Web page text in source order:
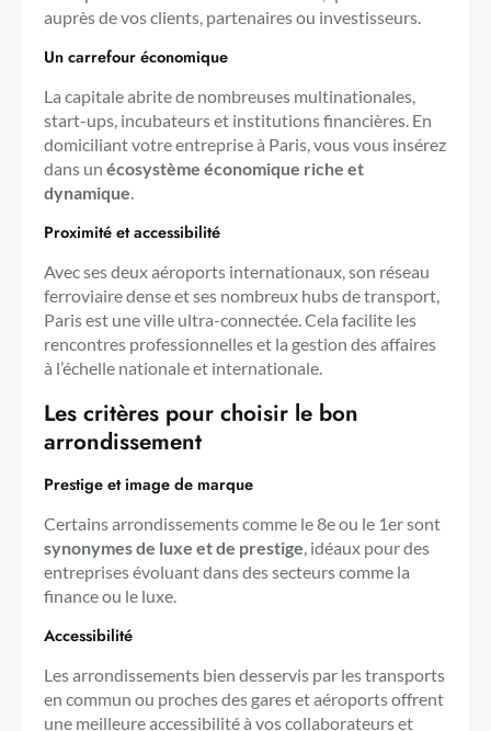
auprès de vos clients, partenaires ou investisseurs.
Un carrefour économique
La capitale abrite de nombreuses multinationales,
start-ups, incubateurs et institutions financières. En
domiciliant votre entreprise à Paris, vous vous insérez
dans un écosystème économique riche et
dynamique.
Proximité et accessibilité
Avec ses deux aéroports internationaux, son réseau
ferroviaire dense et ses nombreux hubs de transport,
Paris est une ville ultra-connectée. Cela facilite les
rencontres professionnelles et la gestion des affaires
à l’échelle nationale et internationale.
Les critères pour choisir le bon
arrondissement
Prestige et image de marque
Certains arrondissements comme le 8e ou le 1er sont
synonymes de luxe et de prestige, idéaux pour des
entreprises évoluant dans des secteurs comme la
finance ou le luxe.
Accessibilité
Les arrondissements bien desservis par les transports
en commun ou proches des gares et aéroports offrent
une meilleure accessibilité à vos collaborateurs et